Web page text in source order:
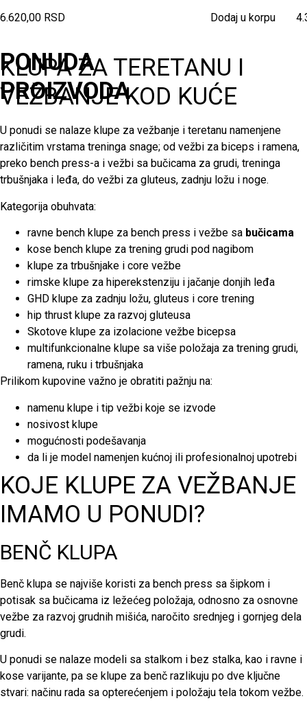
6.620,00 RSD Dodaj u korpu
PONUDA
PROIZVODA
KLUPA ZA TERETANU I
VEŽBANJE KOD KUĆE
U ponudi se nalaze klupe za vežbanje i teretanu namenjene
različitim vrstama treninga snage; od vežbi za biceps i ramena,
preko bench press-a i vežbi sa bučicama za grudi, treninga
trbušnjaka i leđa, do vežbi za gluteus, zadnju ložu i noge.
Kategorija obuhvata:
ravne bench klupe za bench press i vežbe sa bučicama
kose bench klupe za trening grudi pod nagibom
klupe za trbušnjake i core vežbe
rimske klupe za hiperekstenziju i jačanje donjih leđa
GHD klupe za zadnju ložu, gluteus i core trening
hip thrust klupe za razvoj gluteusa
Skotove klupe za izolacione vežbe bicepsa
multifunkcionalne klupe sa više položaja za trening grudi,
ramena, ruku i trbušnjaka
Prilikom kupovine važno je obratiti pažnju na:
namenu klupe i tip vežbi koje se izvode
nosivost klupe
mogućnosti podešavanja
da li je model namenjen kućnoj ili profesionalnoj upotrebi
KOJE KLUPE ZA VEŽBANJE
IMAMO U PONUDI?
BENČ KLUPA
Benč klupa se najviše koristi za bench press sa šipkom i
potisak sa bučicama iz ležećeg položaja, odnosno za osnovne
vežbe za razvoj grudnih mišića, naročito srednjeg i gornjeg dela
grudi.
U ponudi se nalaze modeli sa stalkom i bez stalka, kao i ravne i
kose varijante, pa se klupe za benč razlikuju po dve ključne
stvari: načinu rada sa opterećenjem i položaju tela tokom vežbe.